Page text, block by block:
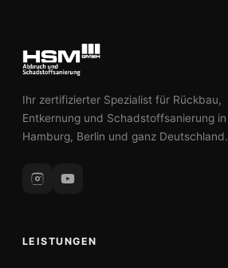
Ihr zertifizierter Spezialist für Rückbau,
Entkernung und Schadstoffsanierung in
Hamburg, Berlin und ganz Deutschland.
LEISTUNGEN